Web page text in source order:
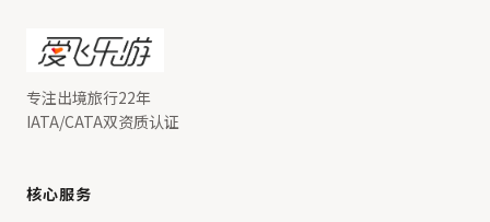
专注出境旅行22年
IATA/CATA双资质认证
核心服务